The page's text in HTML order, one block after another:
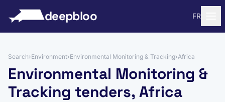
deepbloo FR
Search›Environment›Environmental Monitoring & Tracking›Africa
Environmental Monitoring &
Tracking tenders, Africa